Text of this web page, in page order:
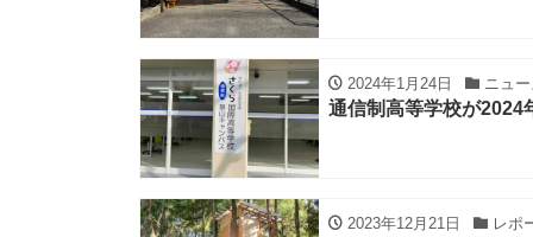
2024年1月24日 ニュー
通信制高等学校が2024
2023年12月21日 レポ